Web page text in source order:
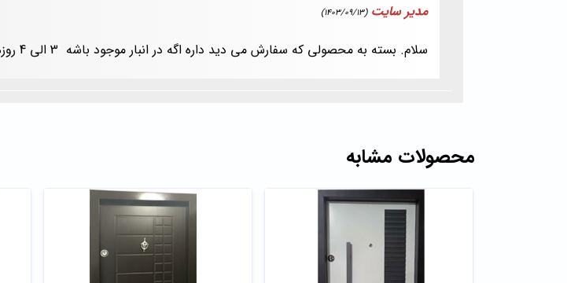
مدیر سایت (1403/09/13)
سلام. بسته به محصولی که سفارش می دید داره اگه در انبار موجود باشه 3 الی 4 روزه به دستتون میرسه.
محصولات مشابه